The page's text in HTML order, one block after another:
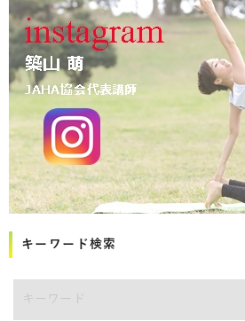
キーワード検索